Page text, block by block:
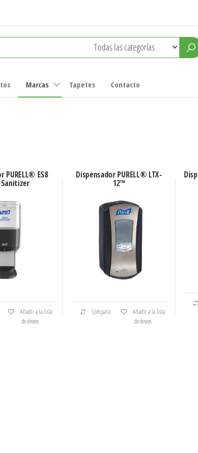
Marcas Tapetes Contacto
PURELL® ES8
Añadir a la lista
de deseos
Dispensador PURELL® LTX-
12™
Compara
Añadir a la lista
de deseos